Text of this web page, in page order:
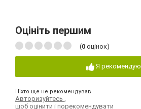
Оцініть першим
(0 оцінок)
Я рекомендую
Ніхто ще не рекомендував
Авторизуйтесь
щоб оцінити і порекомендувати